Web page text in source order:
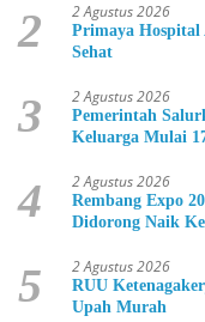
2 2 Agustus 2026
Primaya
Sehat
3 2 Agustus 2026
Pemerintah
Keluarga Mulai
4 2 Agustus 2026
Rembang Expo
Didorong Naik
5 2 Agustus 2026
RUU
Upah Murah